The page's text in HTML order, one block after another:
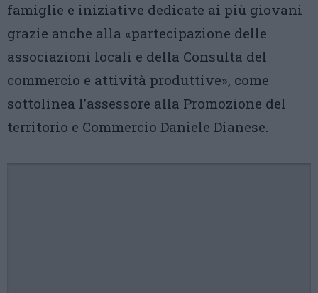
famiglie e iniziative dedicate ai più giovani
grazie anche alla «partecipazione delle
associazioni locali e della Consulta del
commercio e attività produttive», come
sottolinea l’assessore alla Promozione del
territorio e Commercio Daniele Dianese.